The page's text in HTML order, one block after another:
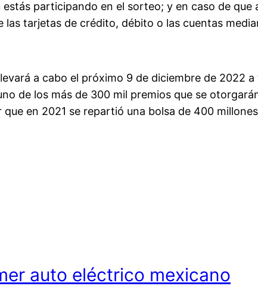
participando en el sorteo; y en caso de
tarjetas de crédito, débito o las cuentas
a cabo el próximo 9 de diciembre de 2022
de los más de 300 mil premios que se
en 2021 se repartió una bolsa de 400
auto eléctrico mexicano